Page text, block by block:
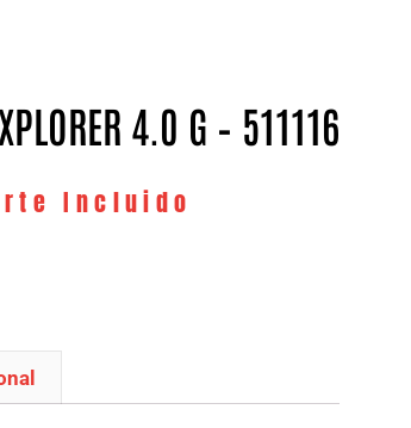
4.0 G – 511116
Incluido